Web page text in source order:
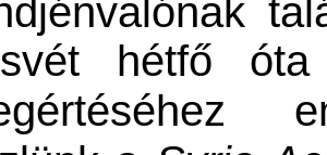
hétfő